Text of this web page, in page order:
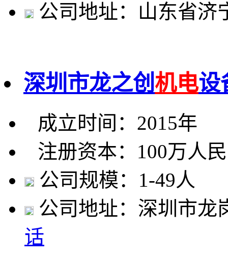
公司地址：山东省济
深圳市龙之创 机电设
成立时间：2015年
注册资本：100万人
公司规模：1-49人
公司地址：深圳市龙
话